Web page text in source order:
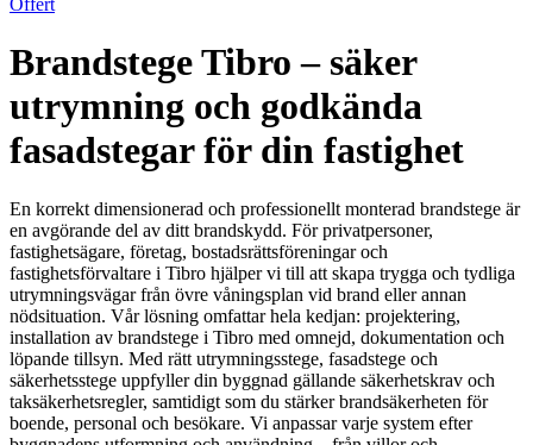
Offert
Brandstege Tibro – säker
utrymning och godkända
fasadstegar för din fastighet
En korrekt dimensionerad och professionellt monterad brandstege är
en avgörande del av ditt brandskydd. För privatpersoner,
fastighetsägare, företag, bostadsrättsföreningar och
fastighetsförvaltare i Tibro hjälper vi till att skapa trygga och tydliga
utrymningsvägar från övre våningsplan vid brand eller annan
nödsituation. Vår lösning omfattar hela kedjan: projektering,
installation av brandstege i Tibro med omnejd, dokumentation och
löpande tillsyn. Med rätt utrymningsstege, fasadstege och
säkerhetsstege uppfyller din byggnad gällande säkerhetskrav och
taksäkerhetsregler, samtidigt som du stärker brandsäkerheten för
boende, personal och besökare. Vi anpassar varje system efter